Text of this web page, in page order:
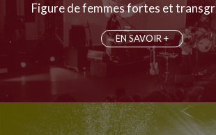
Figure de femmes fortes et
EN SAVOIR +